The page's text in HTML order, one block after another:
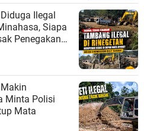
Ilegal
Siapa
Penegakan
Minta Polisi
Mata